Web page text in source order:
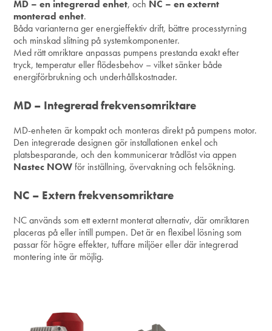
MD – en integrerad enhet, och NC – en externt
monterad enhet.
Båda varianterna ger energieffektiv drift, bättre processtyrning
och minskad slitning på systemkomponenter.
Med rätt omriktare anpassas pumpens prestanda exakt efter
tryck, temperatur eller flödesbehov – vilket sänker både
energiförbrukning och underhållskostnader.
MD – Integrerad frekvensomriktare
MD-enheten är kompakt och monteras direkt på pumpens motor.
Den integrerade designen gör installationen enkel och
platsbesparande, och den kommunicerar trådlöst via appen
Nastec NOWför inställning, övervakning och felsökning.
NC – Extern frekvensomriktare
NC används som ett externt monterat alternativ, där omriktaren
placeras på eller intill pumpen. Det är en flexibel lösning som
passar för högre effekter, tuffare miljöer eller där integrerad
montering inte är möjlig.